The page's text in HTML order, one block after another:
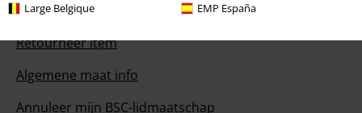
Large Belgique EMP España
Retourvoorwaarden
Retourneer item
Algemene maat info
Annuleer mijn BSC-lidmaatschap